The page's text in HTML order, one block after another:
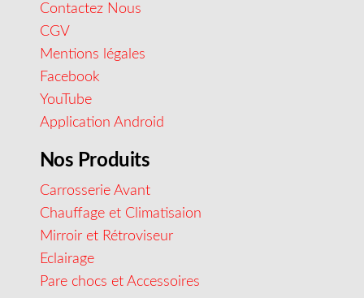
Contactez Nous
CGV
Mentions légales
Facebook
YouTube
Application Android
Nos Produits
Carrosserie Avant
Chauffage et Climatisaion
Mirroir et Rétroviseur
Eclairage
Pare chocs et Accessoires